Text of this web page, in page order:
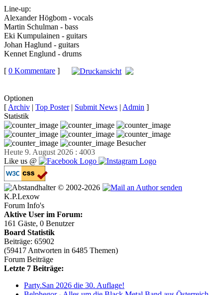
Line-up:
Alexander Högbom - vocals
Martin Schulman - bass
Eki Kumpulainen - guitars
Johan Haglund - guitars
Kennet Englund - drums
[ 0 Kommentare ]
Optionen
[ Archiv | Top Poster| Submit News | Admin ]
Statistik
Besucher
Heute 9. August 2026 : 4003
Like us @
© 2002-2026
K.P.Lexow
Forum Info's
Aktive User im Forum:
161 Gäste, 0 Benutzer
Board Statistik
Beiträge: 65902
(59417 Antworten in 6485 Themen)
Forum Beiträge
Letzte 7 Beiträge:
Party.San 2026 die 30. Auflage!